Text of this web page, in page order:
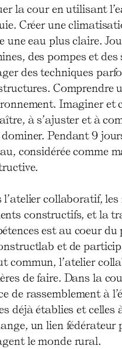
la cour en utilisant
Créer une
une eau plus claire.
des pompes et
des techniques
Comprendre
Imaginer
à s’ajuster et à
Pendant 9
considérée comme
l’atelier collaboratif,
constructifs, et la
est au coeur
et de
commun, l’atelier
de faire. Dans la
de rassemblement à
déjà établies et
un lien
le monde rural.